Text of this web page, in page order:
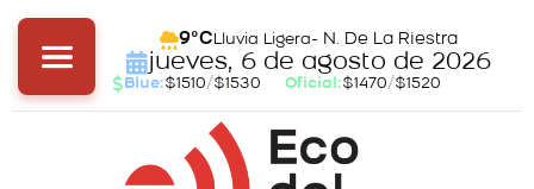
9°C Lluvia Ligera- N. De La Riestra
jueves, 6 de agosto de 2026
Blue:$1510/$1530 Oficial:$1470/$1520